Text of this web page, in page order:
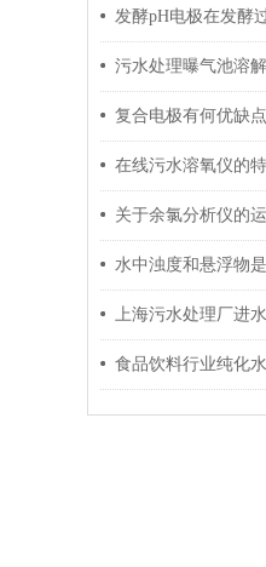
水中浊度和悬浮物